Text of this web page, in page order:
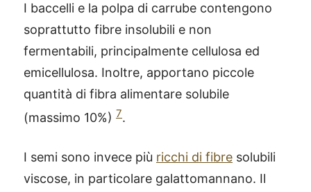
I baccelli e la polpa di carrube contengono
soprattutto fibre insolubili e non
fermentabili, principalmente cellulosa ed
emicellulosa. Inoltre, apportano piccole
quantità di fibra alimentare solubile
(massimo 10%) 7.
I semi sono invece più ricchi di fibre solubili
viscose, in particolare galattomannano. Il